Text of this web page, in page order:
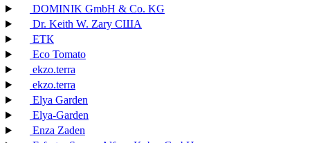
DOMINIK GmbH & Co. KG
Dr. Keith W. Zary США
EТК
Eco Tomato
ekzo.terra
ekzo.terra
Elya Garden
Elya-Garden
Enza Zaden